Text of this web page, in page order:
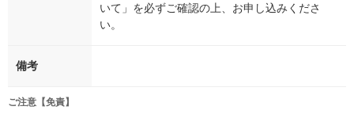
いて」を必ずご確認の上、お申し込みくださ
い。
備考
ご注意【免責】